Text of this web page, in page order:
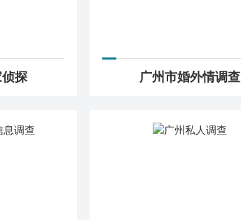
探 广州市婚外情调查